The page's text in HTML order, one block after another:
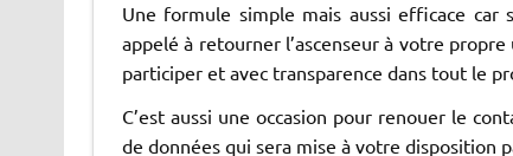
Une formule simple mais aussi efficace car
appelé à retourner l’ascenseur à votre
participer et avec transparence dans tout le
C’est aussi une occasion pour renouer le
de données qui sera mise à votre disposition